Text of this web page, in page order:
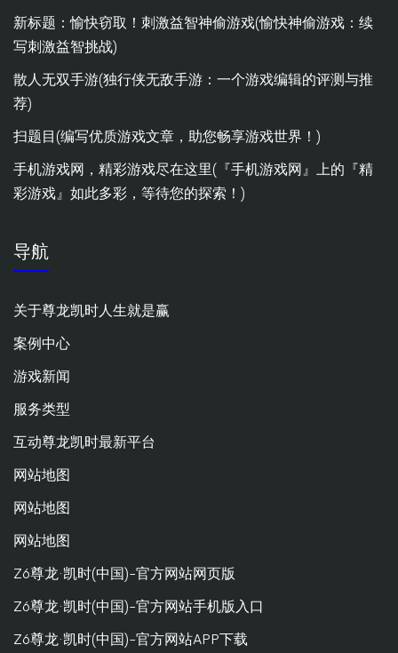
新标题：愉快窃取！刺激益智神偷游戏(愉快神偷游戏：续
写刺激益智挑战)
散人无双手游(独行侠无敌手游：一个游戏编辑的评测与推
荐)
扫题目(编写优质游戏文章，助您畅享游戏世界！)
手机游戏网，精彩游戏尽在这里(『手机游戏网』上的『精
彩游戏』如此多彩，等待您的探索！)
导航
关于尊龙凯时人生就是赢
案例中心
游戏新闻
服务类型
互动尊龙凯时最新平台
网站地图
网站地图
网站地图
Z6尊龙·凯时(中国)-官方网站网页版
Z6尊龙·凯时(中国)-官方网站手机版入口
Z6尊龙·凯时(中国)-官方网站APP下载